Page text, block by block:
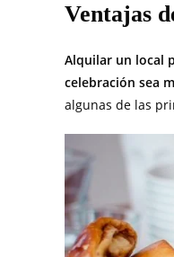
Ventajas
Alquilar un local
celebración sea
algunas de las